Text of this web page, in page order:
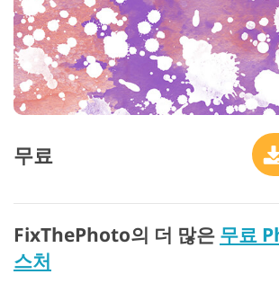
무료
FixThePhoto의 더 많은 무료
스처